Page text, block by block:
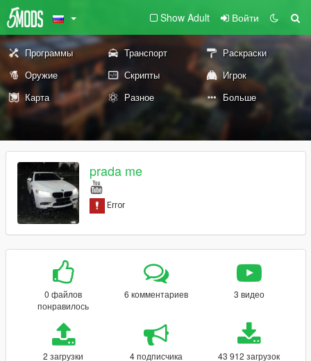
Show Adult Войти
Программы Транспорт
Раскраски
Оружие
Скрипты
Игрок
Карта
Разное Больше
prada me
0 файлов
понравилось
6 комментариев 3 видео
2 загрузки 4 подписчика 43 912 загрузок